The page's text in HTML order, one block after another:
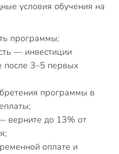
условия обучения на
программы;
— инвестиции
3–5 первых
программы в
верните до 13% от
оплате и